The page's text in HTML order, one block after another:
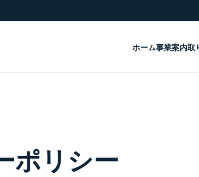
ホーム事業案内取
ポリシー